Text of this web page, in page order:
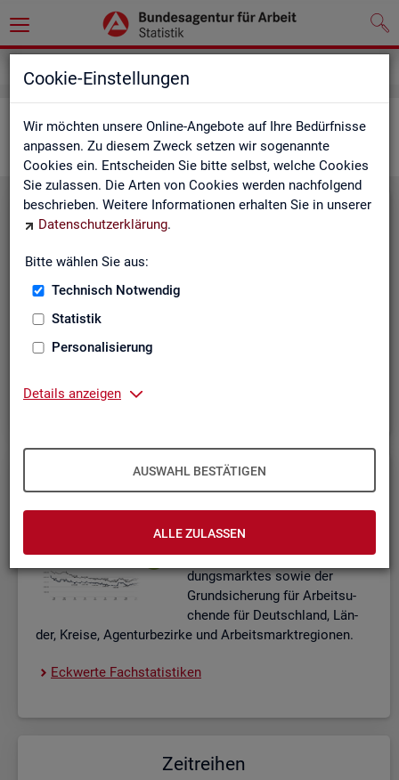
Cookie-Einstellungen
Wir möchten unsere Online-Angebote auf Ihre Bedürfnisse
anpassen. Zu diesem Zweck setzen wir sogenannte
Cookies ein. Entscheiden Sie bitte selbst, welche Cookies
Sie zulassen. Die Arten von Cookies werden nachfolgend
beschrieben. Weitere Informationen erhalten Sie in unserer
Datenschutzerklärung.
Bitte wählen Sie aus:
Technisch Notwendig
Statistik
Personalisierung
Details anzeigen
AUSWAHL BESTÄTIGEN
ALLE ZULASSEN
Ar­beits­markt im Über­blick
Eck­wer­te Ar­beits­markt
Eck­wer­te Ar­beits­markt
Eck­wer­te Fach­sta­tis­ti­ken
bel­len zu den ak­tu­el­len Eck­
wer­ten des Ar­beits- und Aus­bil­
dungs­mark­tes sowie der
Grund­si­che­rung für Ar­beit­su­
chen­de für Deutsch­land, Län­
der, Krei­se, Agen­tur­be­zir­ke und Ar­beits­markt­re­gio­nen.
Eck­wer­te Fach­sta­tis­ti­ken
Zeit­rei­hen